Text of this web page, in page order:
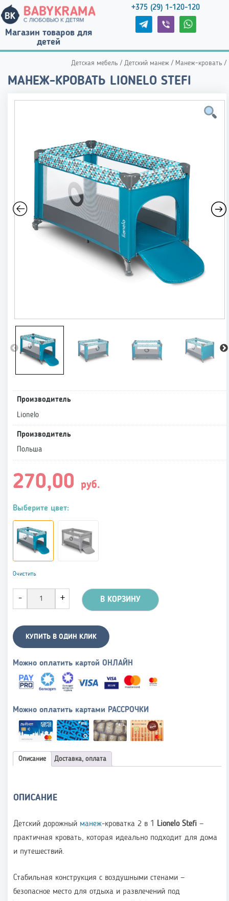
Магазин товаров для
детей
+375 (29) 1-120-120
Детская мебель / Детский манеж / Манеж-кровать /
МАНЕЖ-КРОВАТЬ LIONELO STEFI
Производитель
Lionelo
Производитель
Польша
270,00 руб.
Выберите цвет:
Очистить
В КОРЗИНУ
КУПИТЬ В ОДИН КЛИК
Можно оплатить картой ОНЛАЙН
Можно оплатить картами РАССРОЧКИ
Описание Доставка, оплата
ОПИСАНИЕ
Детский дорожный манеж-кроватка 2 в 1 Lionelo Stefi —
практичная кровать, которая идеально подходит для дома
и путешествий.
Стабильная конструкция с воздушными стенами —
безопасное место для отдыха и развлечений под